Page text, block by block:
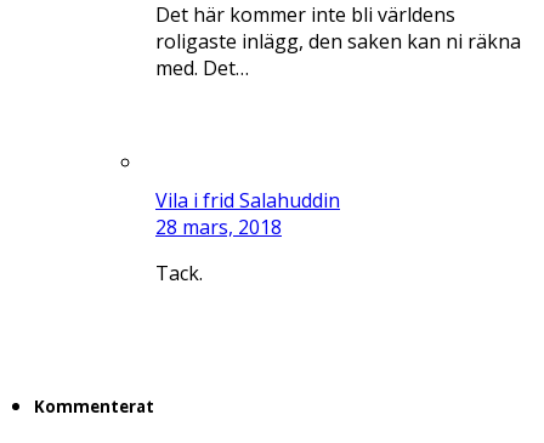
Det här kommer inte bli världens
roligaste inlägg, den saken kan ni räkna
med. Det…
Vila i frid Salahuddin
28 mars, 2018
Tack.
Kommenterat